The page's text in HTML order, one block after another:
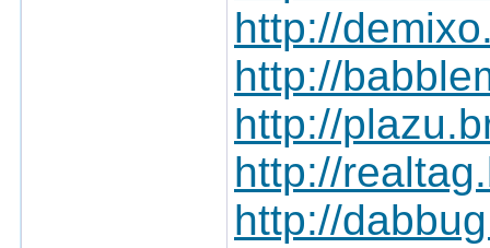
http://
http://
http://
http://
http://